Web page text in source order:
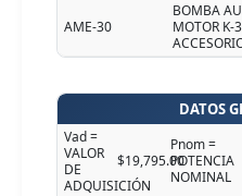
AME-30
BOMBA
MOTOR K-
DATOS
Vad =
VALOR
DE
ADQUISICIÓN
$19,795.00
Pnom =
POTENCIA
NOMINAL